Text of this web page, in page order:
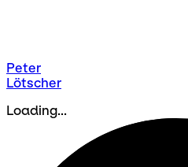
Peter
Lötscher
Loading...